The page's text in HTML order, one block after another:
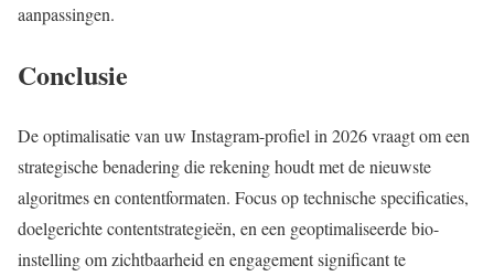
aanpassingen.
Conclusie
De optimalisatie van uw Instagram-profiel in 2026 vraagt om een
strategische benadering die rekening houdt met de nieuwste
algoritmes en contentformaten. Focus op technische specificaties,
doelgerichte contentstrategieën, en een geoptimaliseerde bio-
instelling om zichtbaarheid en engagement significant te